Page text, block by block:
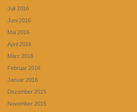
Juli 2016
Juni 2016
Mai 2016
April 2016
März 2016
Februar 2016
Januar 2016
Dezember 2015
November 2015